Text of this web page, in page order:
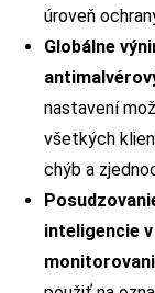
úroveň
Globálne
nastavení
všetkých
chýb a
inteligencie